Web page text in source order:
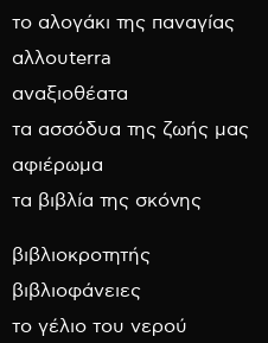
το αλογάκι της παναγίας
αλλουterra
αναξιοθέατα
τα ασσόδυα της ζωής μας
αφιέρωμα
τα βιβλία της σκόνης
βιβλιοκροτητής
βιβλιοφάνειες
το γέλιο του νερού